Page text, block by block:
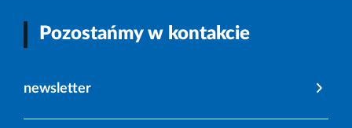
Pozostańmy w kontakcie
newsletter